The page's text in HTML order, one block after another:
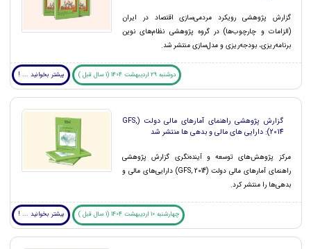
گزارش پژوهشی رویکرد مردمی‌سازی اقتصاد در ایران
(الزامات و چارچوب‌ها) در گروه پژوهشی نظام‌های نوین
برنامه‌ریزی، بودجه‌ریزی و مدل‌سازی منتشر شد.
دوشنبه 29 اردیبهشت 1404 (1 سال قبل ) بیشتر بخوانید ... !
گزارش پژوهشی راهنمای آمارهای مالی دولت (GFS,
2014): دارایی های مالی و بدهی ها منتشر شد
مرکز پژوهش‌های توسعه و آینده‌‌نگری گزارش پژوهشی
راهنمای آمارهای مالی دولت (GFS, 2014) دارایی‌های مالی و
بدهی‌ها را منتشر کرد.
چهارشنبه 10 اردیبهشت 1404 (1 سال قبل ) بیشتر بخوانید ... !